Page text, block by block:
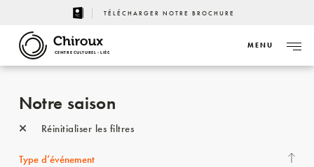
TÉLÉCHARGER NOTRE BROCHURE
CENTRE CULTUREL - LIÈGE
MENU
Notre saison
Réinitialiser les filtres
Type d’événement